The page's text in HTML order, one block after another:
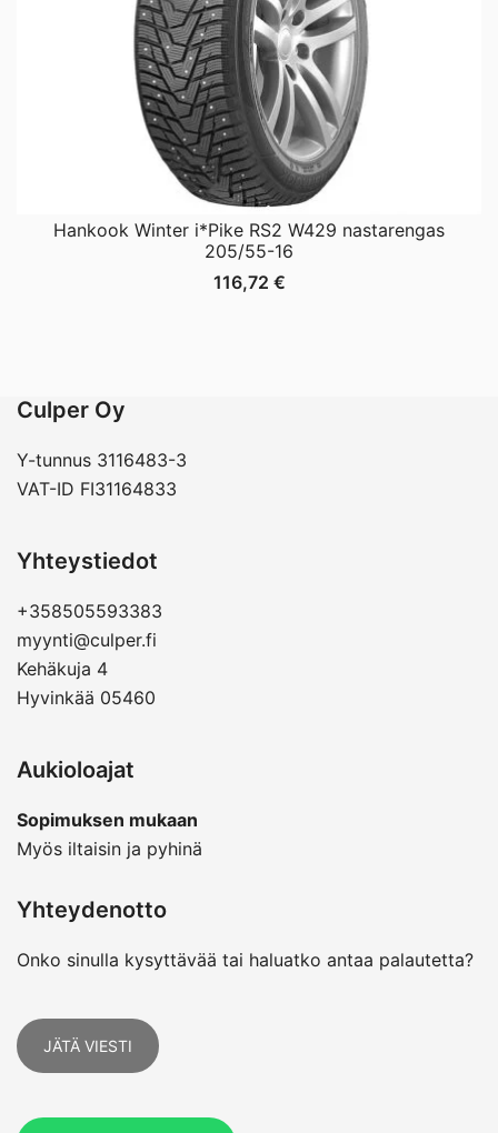
Hankook Winter i*Pike RS2 W429 nastarengas
205/55-16
116,72 €
Culper Oy
Y-tunnus 3116483-3
VAT-ID FI31164833
Yhteystiedot
+358505593383
myynti@culper.fi
Kehäkuja 4
Hyvinkää 05460
Aukioloajat
Sopimuksen mukaan
Myös iltaisin ja pyhinä
Yhteydenotto
Onko sinulla kysyttävää tai haluatko antaa palautetta?
JÄTÄ VIESTI